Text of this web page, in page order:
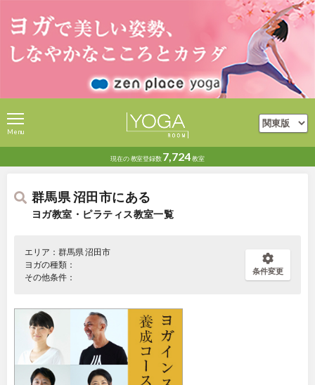
現在の教室登録数 7,724教室
Menu
群馬県 沼田市にある
ヨガ教室・ピラティス教室一覧
エリア：群馬県 沼田市
ヨガの種類：
その他条件：
条件変更